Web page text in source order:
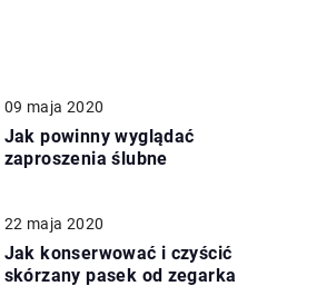
09 maja 2020
Jak powinny wyglądać
zaproszenia ślubne
22 maja 2020
Jak konserwować i czyścić
skórzany pasek od zegarka